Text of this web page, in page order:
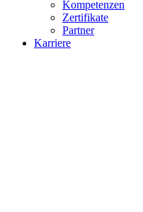
Kompetenzen
Zertifikate
Partner
Karriere